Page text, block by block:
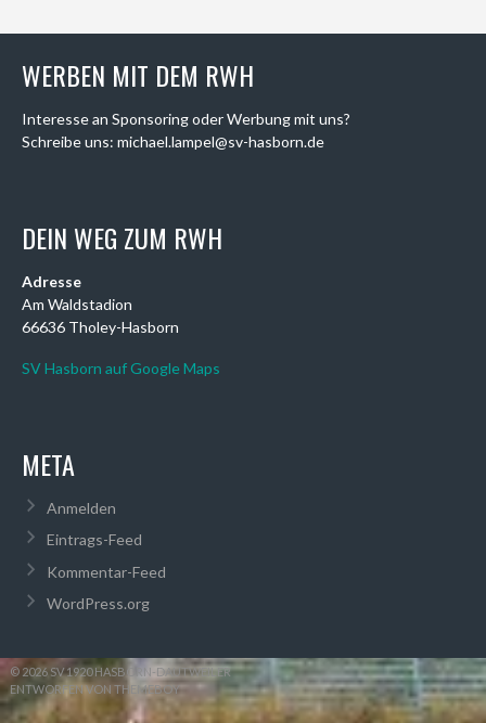
WERBEN MIT DEM RWH
Interesse an Sponsoring oder Werbung mit uns?
Schreibe uns: michael.lampel@sv-hasborn.de
DEIN WEG ZUM RWH
Adresse
Am Waldstadion
66636 Tholey-Hasborn
SV Hasborn auf Google Maps
META
Anmelden
Eintrags-Feed
Kommentar-Feed
WordPress.org
© 2026 SV 1920 HASBORN-DAUTWEILER
ENTWORFEN VON THEMEBOY